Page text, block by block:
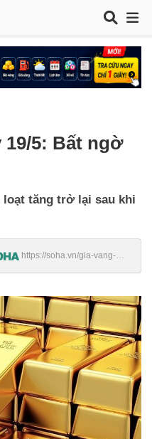
19/5: Bất ngờ
loạt tăng trở lại sau khi
https://soha.vn/gia-vang-